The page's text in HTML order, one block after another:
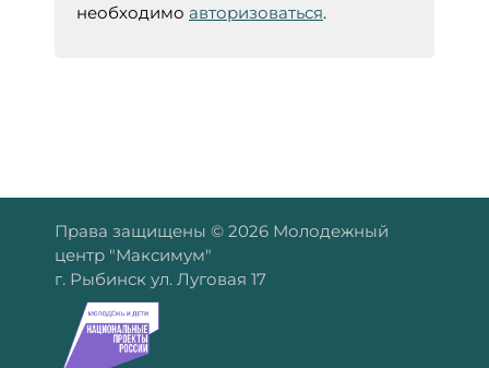
необходимо авторизоваться.
Права защищены © 2026 Молодежный
центр "Максимум"
г. Рыбинск ул. Луговая 17